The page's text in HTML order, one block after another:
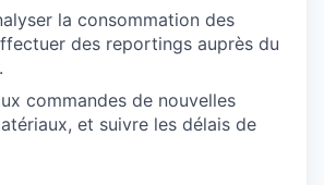
la consommation des
des reportings auprès du
commandes de nouvelles
et suivre les délais de